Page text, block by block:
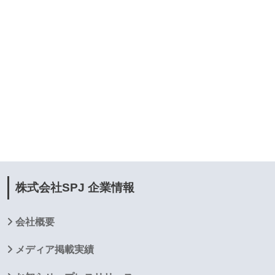
株式会社SPJ 企業情報
会社概要
メディア掲載実績